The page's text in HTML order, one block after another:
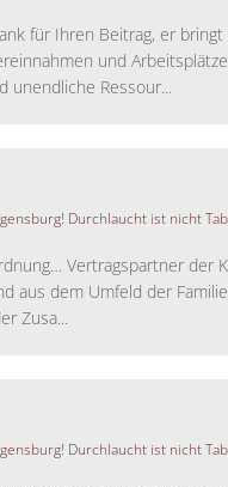
für Ihren Beitrag, er
und
unendliche Ressour...
Durchlaucht ist nicht
Vertragspartner der
aus dem Umfeld der
Zusa...
Durchlaucht ist nicht